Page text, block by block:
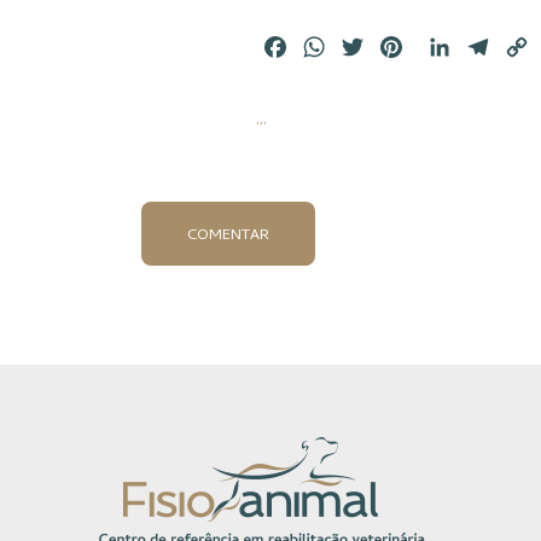
FacebookWhatsAppTwitterPinterestLinkedIn
...
COMENTAR